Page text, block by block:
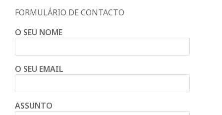
FORMULÁRIO DE CONTACTO
O SEU NOME
O SEU EMAIL
ASSUNTO